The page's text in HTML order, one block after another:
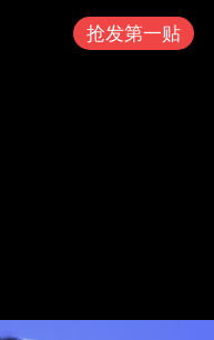
抢发第一贴